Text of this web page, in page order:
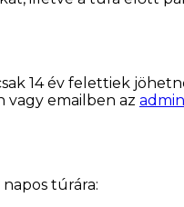
14 év felettiek
emailben az
túrára: